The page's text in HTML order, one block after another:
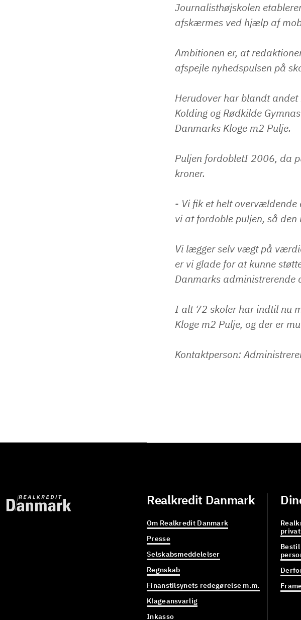
Journalisthøjskolen
afskærmes ved hjælp af
Ambitionen er, at
afspejle nyhedspulsen på
Herudover har blandt
Kolding og Rødkilde
Danmarks Kloge m2 Pulje.
Puljen fordobletI 2006, da
kroner.
- Vi fik et helt overvældende
vi at fordoble puljen, så
Vi lægger selv vægt på
er vi glade for at kunne
Danmarks administrerende
I alt 72 skoler har indtil nu
Kloge m2 Pulje, og der er
Kontaktperson:
Realkredit Danmark
Om Realkredit Danmark
Presse
Selskabsmeddelelser
Regnskab
Finanstilsynets redegørelse m.m.
Klageansvarlig
Inkasso